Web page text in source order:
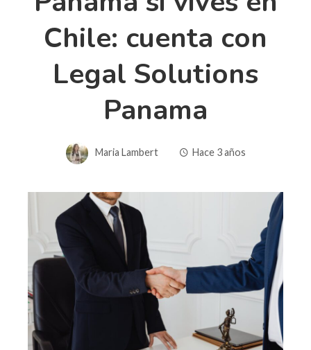
Chile: cuenta con
Legal Solutions
Panama
Maria Lambert Hace 3 años